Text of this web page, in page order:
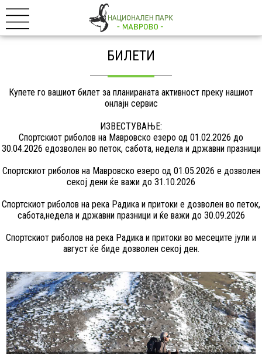
БИЛЕТИ
Купете го вашиот билет за планираната активност преку нашиот
онлајн сервис
ИЗВЕСТУВАЊЕ:
Спортскиот риболов на Мавровско езеро од 01.02.2026 до
30.04.2026 едозволен во петок, сабота, недела и државни празници
Спортскиот риболов на Мавровско езеро од 01.05.2026 е дозволен
секој дени ќе важи до 31.10.2026
Спортскиот риболов на река Радика и притоки е дозволен во петок,
сабота,недела и државни празници и ќе важи до 30.09.2026
Спортскиот риболов на река Радика и притоки во месеците јули и
август ќе биде дозволен секој ден.